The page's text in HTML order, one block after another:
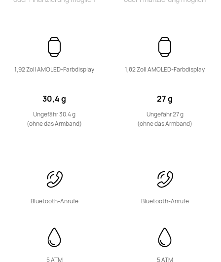
169,00 €
HUAWEI WATCH FIT 3
HUAWEI WATCH FIT 2
149,00 €
1,92 Zoll AMOLED-Farbdisplay
30,4 g
Ungefähr 30.4 g
(ohne das Armband)
Bluetooth-Anrufe
5 ATM
1,82 Zoll AMOLED-Farbdisplay
27 g
Ungefähr 27 g
(ohne das Armband)
Bluetooth-Anrufe
5 ATM